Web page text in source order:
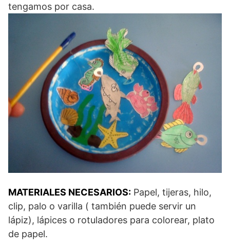
tengamos por casa.
MATERIALES NECESARIOS: Papel, tijeras, hilo,
clip, palo o varilla ( también puede servir un
lápiz), lápices o rotuladores para colorear, plato
de papel.